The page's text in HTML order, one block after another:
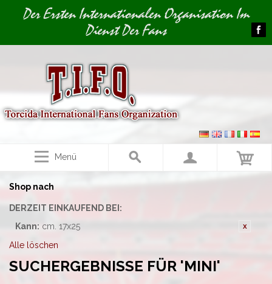
Image 01Der Ersten Internationalen Organisation Im
Dienst Der Fans
Menü
Shop nach
DERZEIT EINKAUFEND BEI:
Kann: cm. 17x25
Alle löschen
SUCHERGEBNISSE FÜR 'MINI'